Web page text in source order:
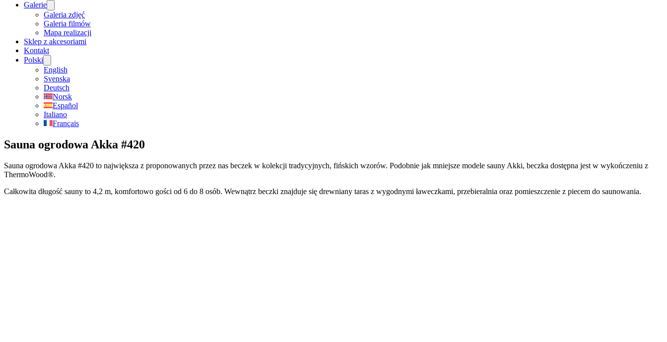
Galerie
Galeria zdjęć
Galeria filmów
Mapa realizacji
Sklep z akcesoriami
Kontakt
Polski
English
Svenska
Deutsch
Norsk
Español
Italiano
Français
Sauna ogrodowa Akka #420
Sauna ogrodowa Akka #420 to największa z proponowanych przez nas beczek w kolekcji tradycyjnych, fińskich wzorów. Podobnie jak mniejsze modele sauny Akki, beczka dostępna jest w wykończeniu z
ThermoWood®.
Całkowita długość sauny to 4,2 m, komfortowo gości od 6 do 8 osób. Wewnątrz beczki znajduje się drewniany taras z wygodnymi ławeczkami, przebieralnia oraz pomieszczenie z piecem do saunowania.